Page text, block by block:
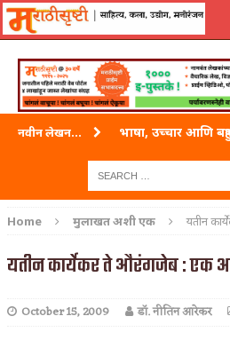
लॉग-इन करा|लेखक
नवीन लेखन... भाषा, उच्चार आणि
ताम्र – एक अफलातून
अशी एक कविता लिहू
पाटलाची विहीर
Home मुलाखत अशी एक यतीन
यतीन कार्येकर ते औरंगजेब : एक
October 15, 2009 डॉ. नीतिन आरेकर